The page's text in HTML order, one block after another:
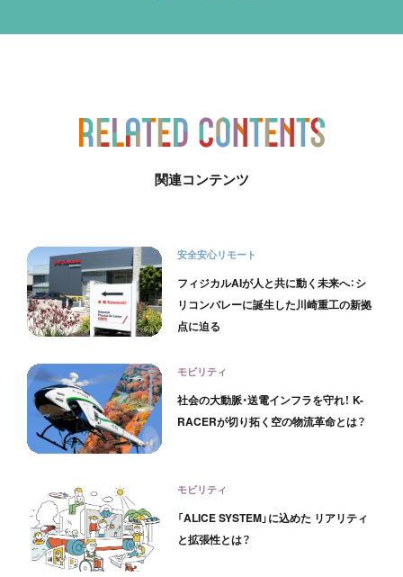
関連コンテンツ
安全安心リモート
フィジカルAIが人と共に動く未来へ：シ
リコンバレーに誕生した川崎重工の新拠
点に迫る
モビリティ
社会の大動脈・送電インフラを守れ！ K-
RACERが切り拓く空の物流革命とは？
モビリティ
「ALICE SYSTEM」に込めた リアリティ
と拡張性とは？